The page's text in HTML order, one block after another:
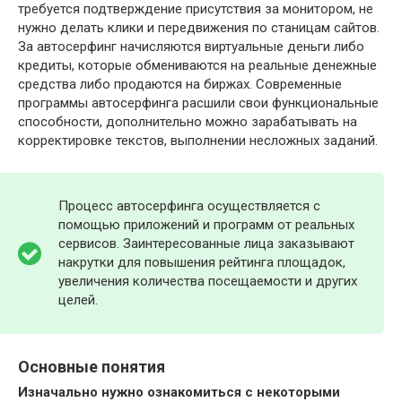
требуется подтверждение присутствия за монитором, не
нужно делать клики и передвижения по станицам сайтов.
За автосерфинг начисляются виртуальные деньги либо
кредиты, которые обмениваются на реальные денежные
средства либо продаются на биржах. Современные
программы автосерфинга расшили свои функциональные
способности, дополнительно можно зарабатывать на
корректировке текстов, выполнении несложных заданий.
Процесс автосерфинга осуществляется с
помощью приложений и программ от реальных
сервисов. Заинтересованные лица заказывают
накрутки для повышения рейтинга площадок,
увеличения количества посещаемости и других
целей.
Основные понятия
Изначально нужно ознакомиться с некоторыми